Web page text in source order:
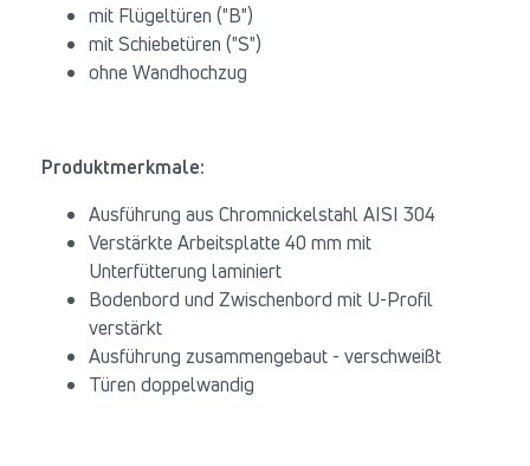
mit Flügeltüren ("B")
mit Schiebetüren ("S")
ohne Wandhochzug
Produktmerkmale:
Ausführung aus Chromnickelstahl AISI 304
Verstärkte Arbeitsplatte 40 mm mit
Unterfütterung laminiert
Bodenbord und Zwischenbord mit U-Profil
verstärkt
Ausführung zusammengebaut - verschweißt
Türen doppelwandig